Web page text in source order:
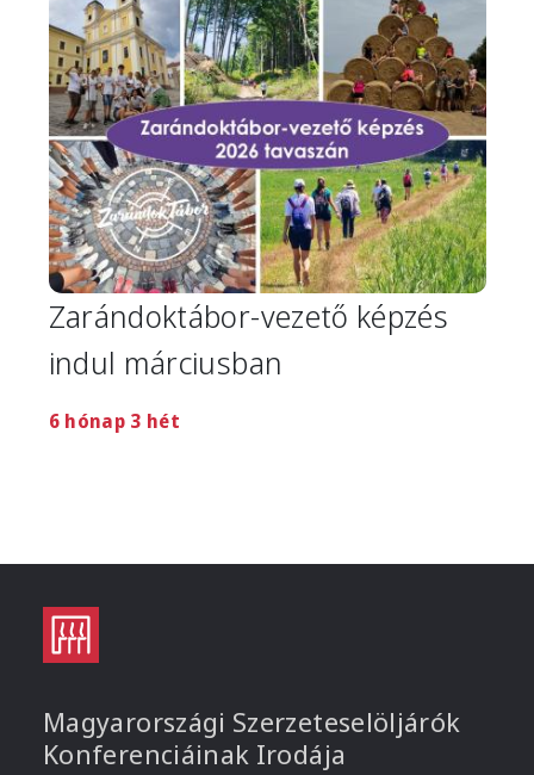
Zarándoktábor-vezető képzés
indul márciusban
6 hónap 3 hét
Magyarországi Szerzeteselöljárók
Konferenciáinak Irodája